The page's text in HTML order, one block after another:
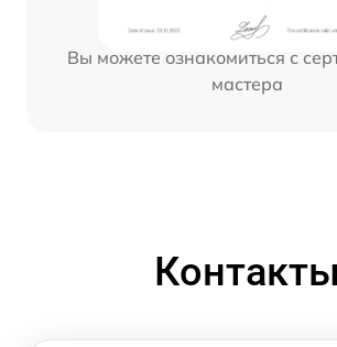
Вы можете ознакомиться с
мастера
Контакты